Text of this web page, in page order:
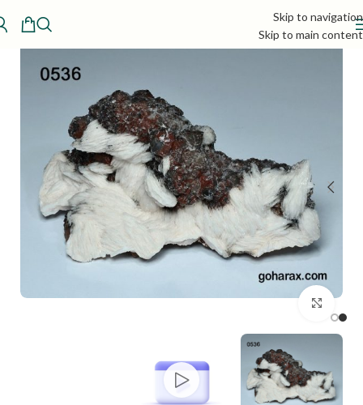
Skip to navigation
Skip to main content